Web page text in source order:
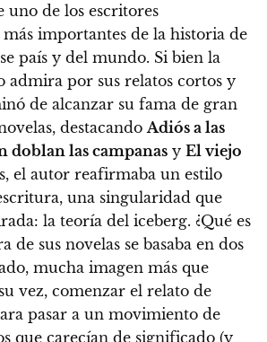
uno de los escritores
más importantes de la historia de
país y del mundo. Si bien la
admira por sus relatos cortos y
de alcanzar su fama de gran
destacando Adiós a las
doblan las campanas y El viejo
el autor reafirmaba un estilo
una singularidad que
la teoría del iceberg. ¿Qué es
de sus novelas se basaba en dos
mucha imagen más que
vez, comenzar el relato de
pasar a un movimiento de
que carecían de significado (y